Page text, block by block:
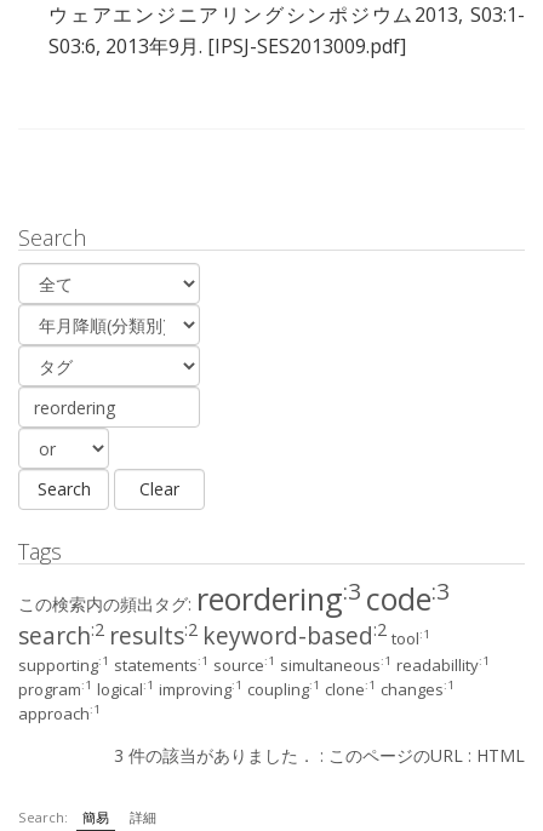
ウェアエンジニアリングシンポジウム2013, S03:1-
S03:6, 2013年9月. [IPSJ-SES2013009.pdf]
Search
Tags
この検索内の頻出タグ: reordering:3 code:3
search:2 results:2 keyword-based:2 tool:1
supporting:1 statements:1 source:1 simultaneous:1 readabillity:1
program:1 logical:1 improving:1 coupling:1 clone:1 changes:1
approach:1
3 件の該当がありました． : このページのURL : HTML
Search: 簡易 詳細